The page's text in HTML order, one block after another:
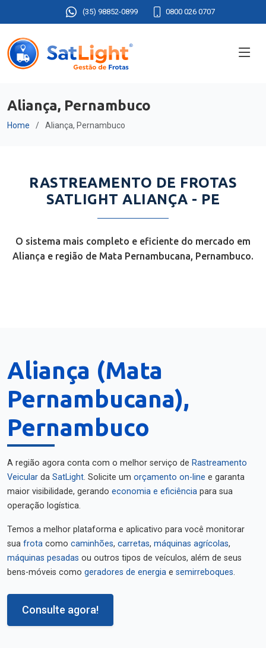
(35) 98852-0899 0800 026 0707
Aliança, Pernambuco
Home Aliança, Pernambuco
RASTREAMENTO DE FROTAS
SATLIGHT ALIANÇA - PE
O sistema mais completo e eficiente do mercado em
Aliança e região de Mata Pernambucana, Pernambuco.
Aliança (Mata
Pernambucana),
Pernambuco
A região agora conta com o melhor serviço de Rastreamento
Veicular da SatLight. Solicite um orçamento on-line e garanta
maior visibilidade, gerando economia e eficiência para sua
operação logística.
Temos a melhor plataforma e aplicativo para você monitorar
sua frota como caminhões, carretas, máquinas agrícolas,
máquinas pesadas ou outros tipos de veículos, além de seus
bens-móveis como geradores de energia e semirreboques.
Consulte agora!